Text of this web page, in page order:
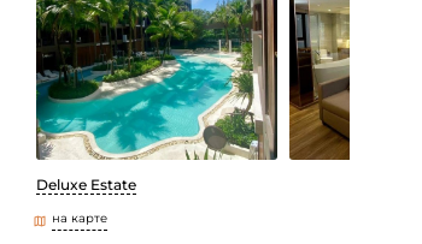
Deluxe Estate
на карте